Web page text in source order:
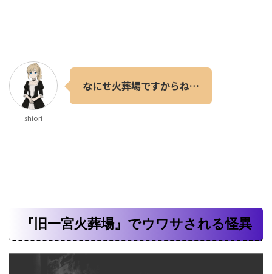
shiori
なにせ火葬場ですからね…
『旧一宮火葬場』でウワサされる怪異